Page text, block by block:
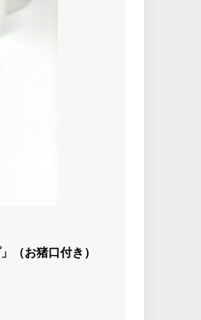
（お猪口付き）